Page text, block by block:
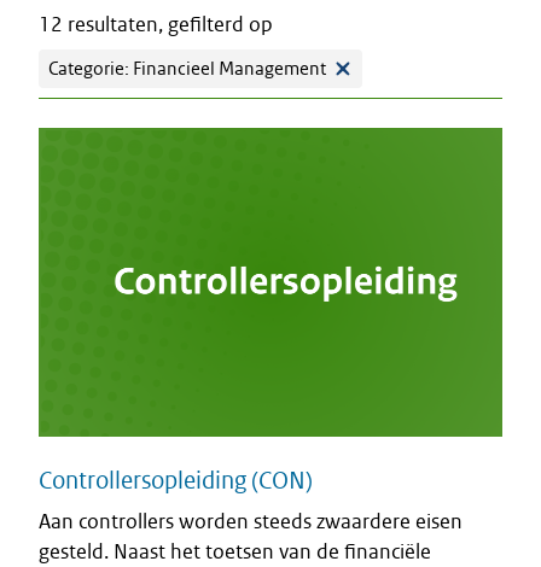
12 resultaten, gefilterd op
Categorie: Financieel Management
Controllersopleiding (CON)
Aan controllers worden steeds zwaardere eisen
gesteld. Naast het toetsen van de financiële